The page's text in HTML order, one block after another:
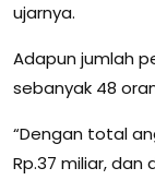
ujarnya.
Adapun jumlah
sebanyak 48
“Dengan total
Rp.37 miliar,